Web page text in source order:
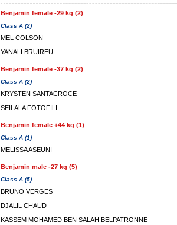
Benjamin female -29 kg (2)
Class A (2)
MEL COLSON
YANALI BRUIREU
Benjamin female -37 kg (2)
Class A (2)
KRYSTEN SANTACROCE
SEILALA FOTOFILI
Benjamin female +44 kg (1)
Class A (1)
MELISSA ASEUNI
Benjamin male -27 kg (5)
Class A (5)
BRUNO VERGES
DJALIL CHAUD
KASSEM MOHAMED BEN SALAH BELPATRONNE